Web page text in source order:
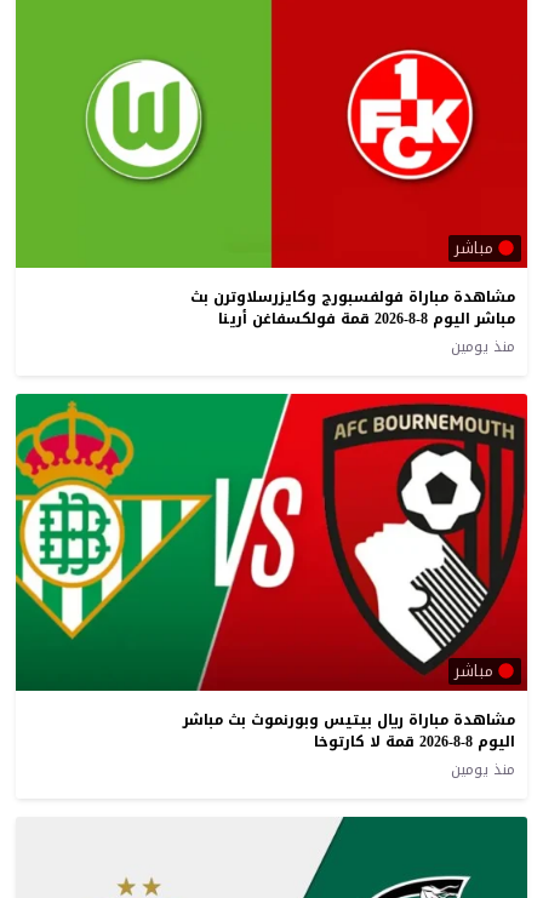
مباشر
مشاهدة مباراة فولفسبورج وكايزرسلاوترن بث
مباشر اليوم 8-8-2026 قمة فولكسفاغن أرينا
منذ يومين
مباشر
مشاهدة مباراة ريال بيتيس وبورنموث بث مباشر
اليوم 8-8-2026 قمة لا كارتوخا
منذ يومين